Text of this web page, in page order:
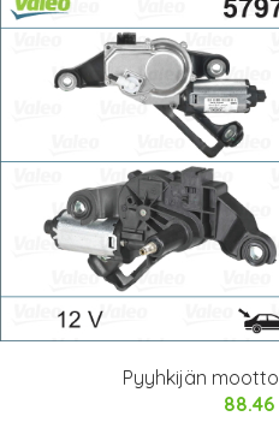
Pyyhkijän
88.46